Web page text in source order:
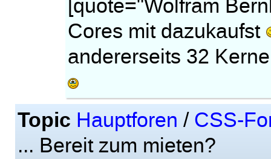
[quote="Wolfram
Cores mit dazukaufst
andererseits 32
Topic Hauptforen / CSS-
... Bereit zum mieten?